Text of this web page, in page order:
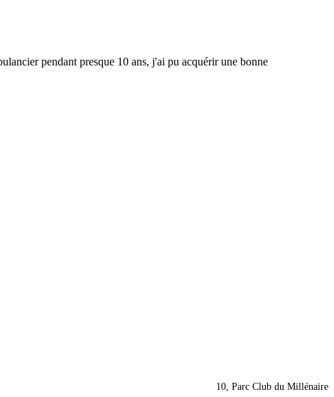
pendant presque 10 ans, j'ai pu acquérir une bonne
10, Parc Club du Millénaire